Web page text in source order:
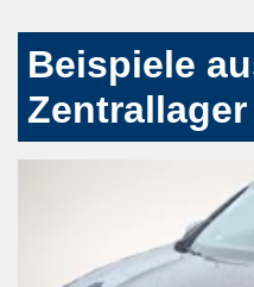
Beispiele
Zentrallager